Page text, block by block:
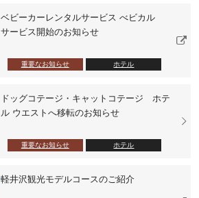
ベビーカーレンタルサービス べビカル
サービス開始のお知らせ
重要なお知らせ ホテル
ドッグコテージ・キャットコテージ ホテ
ル ウエストへ移転のお知らせ
重要なお知らせ ホテル
軽井沢観光モデルコースのご紹介